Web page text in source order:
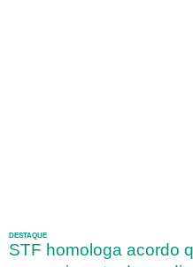
DESTAQUE
STF homologa acordo